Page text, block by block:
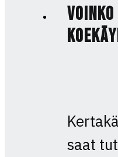
saat